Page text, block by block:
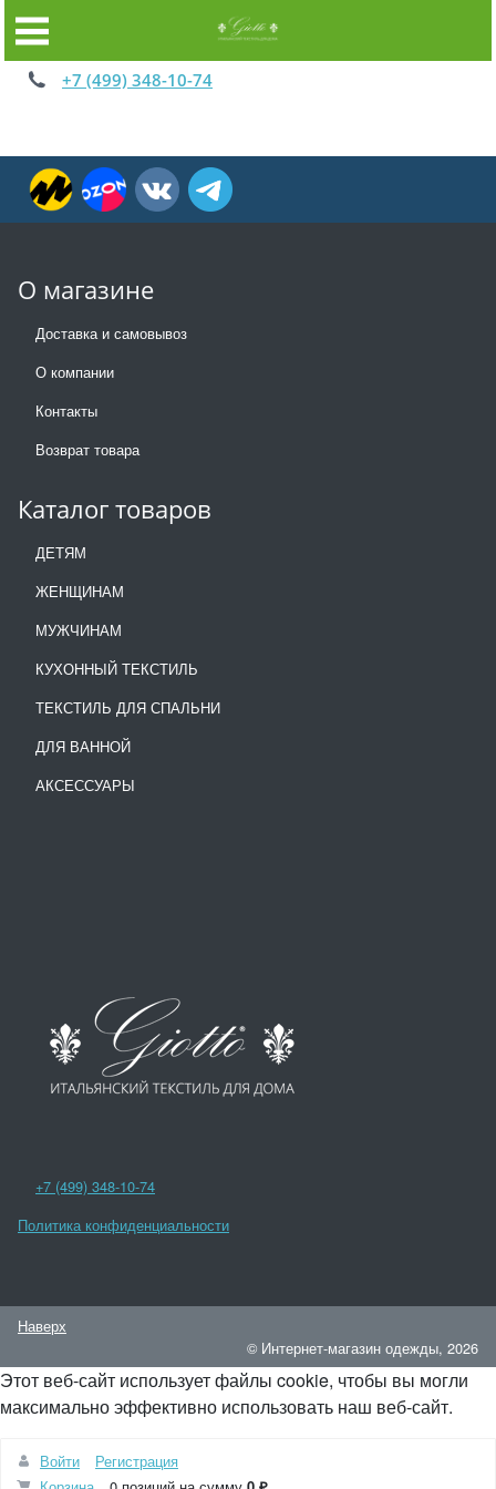
+7 (499) 348-10-74
О магазине
Доставка и самовывоз
О компании
Контакты
Возврат товара
Каталог товаров
ДЕТЯМ
ЖЕНЩИНАМ
МУЖЧИНАМ
КУХОННЫЙ ТЕКСТИЛЬ
ТЕКСТИЛЬ ДЛЯ СПАЛЬНИ
ДЛЯ ВАННОЙ
АКСЕССУАРЫ
+7 (499) 348-10-74
Политика конфиденциальности
Наверх
© Интернет-магазин одежды, 2026
Войти
Регистрация
Этот веб-сайт использует файлы cookie, чтобы вы могли
максимально эффективно использовать наш веб-сайт.
Понятно